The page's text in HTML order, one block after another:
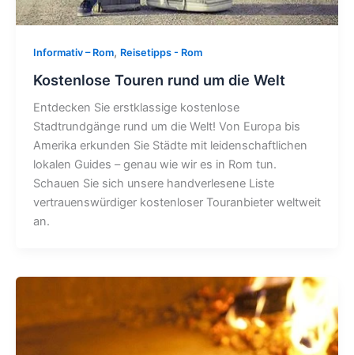
Informativ – Rom, Reisetipps - Rom
Kostenlose Touren rund um die Welt
Entdecken Sie erstklassige kostenlose
Stadtrundgänge rund um die Welt! Von Europa bis
Amerika erkunden Sie Städte mit leidenschaftlichen
lokalen Guides – genau wie wir es in Rom tun.
Schauen Sie sich unsere handverlesene Liste
vertrauenswürdiger kostenloser Touranbieter weltweit
an.